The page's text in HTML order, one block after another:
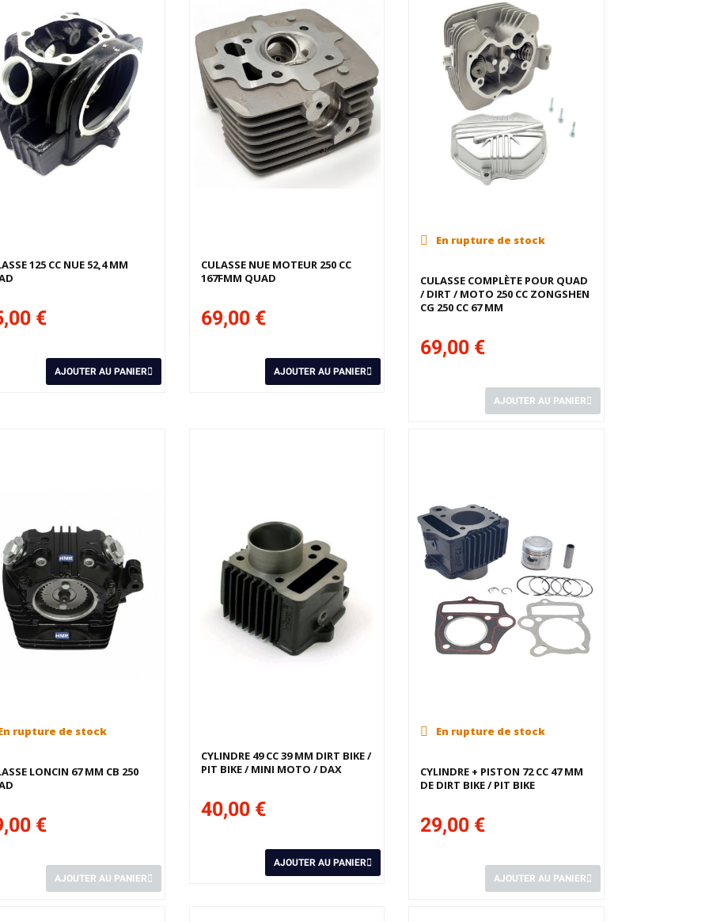
125 CC NUE 52,4 MM
€
AJOUTER AU PANIER
CULASSE NUE MOTEUR 250 CC
167FMM QUAD
69,00 €
AJOUTER AU PANIER
En rupture de stock
CULASSE COMPLÈTE POUR QUAD
/ DIRT / MOTO 250 CC ZONGSHEN
CG 250 CC 67 MM
69,00 €
AJOUTER AU PANIER
rupture de stock
LONCIN 67 MM CB 250
€
AJOUTER AU PANIER
CYLINDRE 49 CC 39 MM DIRT BIKE /
PIT BIKE / MINI MOTO / DAX
40,00 €
AJOUTER AU PANIER
En rupture de stock
CYLINDRE + PISTON 72 CC 47 MM
DE DIRT BIKE / PIT BIKE
29,00 €
AJOUTER AU PANIER